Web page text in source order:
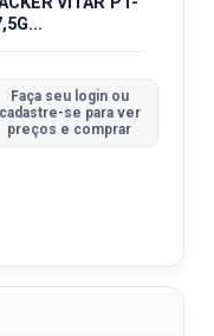
Faça seu login ou
cadastre-se para ver
preços e comprar